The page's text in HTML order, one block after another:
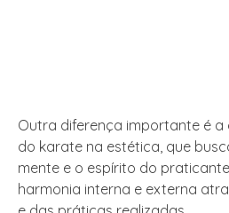
Outra diferença importante é
do karate na estética, que
mente e o espírito do
harmonia interna e externa